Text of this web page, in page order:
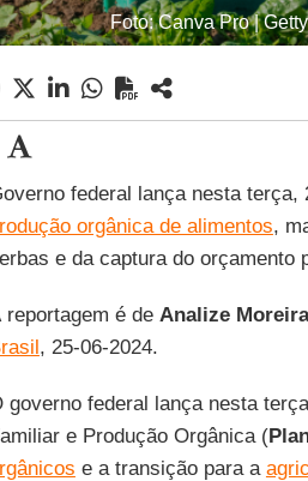
Foto: Canva Pro |
federal lança nesta
orgânica de alimentos,
e da captura do orçamento
reportagem é de Analize Moreira
, 25-06-2024.
governo federal lança nesta
e Produção Orgânica (
e a transição para a